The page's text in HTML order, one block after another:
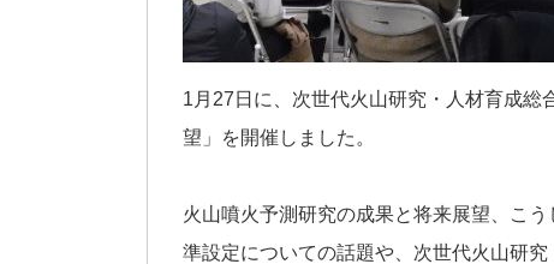
1月27日に、次世代火山研究・人材育成総
望」を開催しました。
火山噴火予測研究の成果と将来展望、こ
準設定についての話題や、次世代火山研